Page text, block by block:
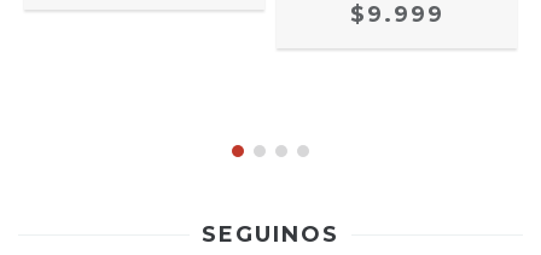
$9.999
SEGUINOS